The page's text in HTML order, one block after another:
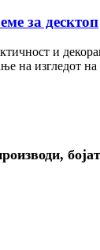
за десктоп
и
на изгледот